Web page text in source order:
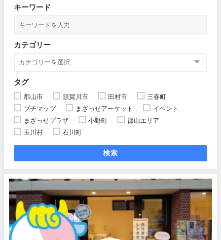
キーワード
カテゴリー
タグ
郡山市 須賀川市 田村市
三春町
プチマップ
まざっせアーケット
イベント
まざっせプラザ
小野町
郡山エリア
玉川村
石川町
検索